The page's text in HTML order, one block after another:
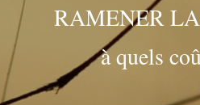
RAMENER
à quels